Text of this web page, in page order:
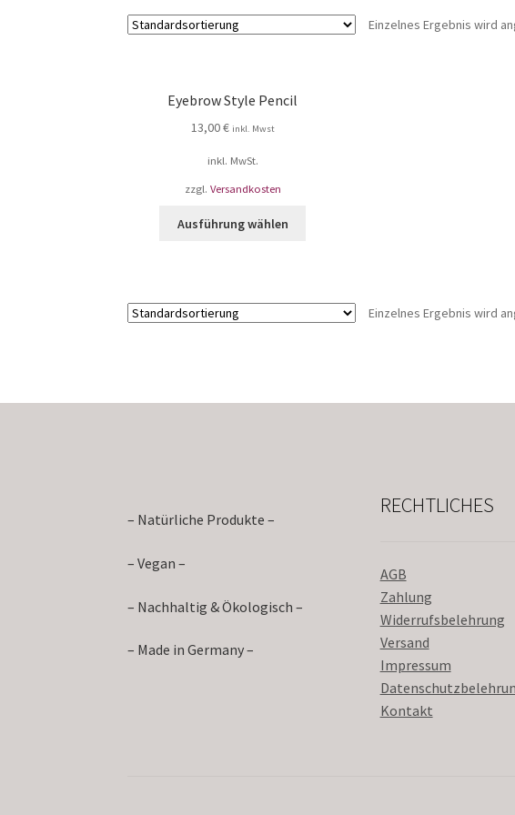
Einzelnes Ergebnis wird
Eyebrow Style Pencil
13,00€ inkl. Mwst
inkl. MwSt.
zzgl. Versandkosten
Ausführung wählen
Einzelnes Ergebnis wird
– Natürliche Produkte –
– Vegan –
– Nachhaltig & Ökologisch –
– Made in Germany –
RECHTLICHES
AGB
Zahlung
Widerrufsbelehrung
Versand
Impressum
Kontakt